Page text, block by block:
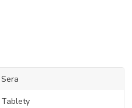
Sera
Tablety